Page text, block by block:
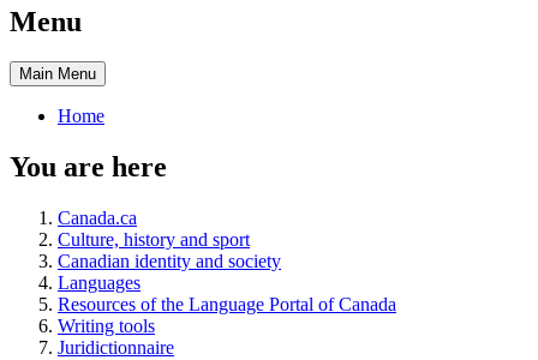
Menu
Main Menu
Home
You are here
Canada.ca
Culture, history and sport
Canadian identity and society
Languages
Resources of the Language Portal of Canada
Writing tools
Juridictionnaire